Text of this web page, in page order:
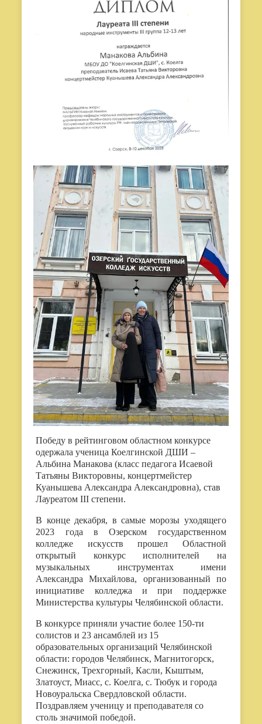
Победу в рейтинговом областном конкурсе
одержала ученица Коелгинской ДШИ –
Альбина Манакова (класс педагога Исаевой
Татьяны Викторовны, концертмейстер
Куанышева Александра Александровна), став
ЛауреатомIII степени.
В конце декабря, в самые морозы уходящего
2023 года в Озерском государственном
колледже искусств прошел Областной
открытый конкурс исполнителей на
музыкальных инструментах имени
Александра Михайлова, организованный по
инициативе колледжа и при поддержке
Министерства культуры Челябинской области.
В конкурсе приняли участие более 150-ти
солистов и 23 ансамблей из 15
образовательных организаций Челябинской
области: городов Челябинск, Магнитогорск,
Снежинск, Трехгорный, Касли, Кыштым,
Златоуст, Миасс, с. Коелга, с. Тюбук и города
Новоуральска Свердловской области.
Поздравляем ученицу и преподавателя со
столь значимой победой.